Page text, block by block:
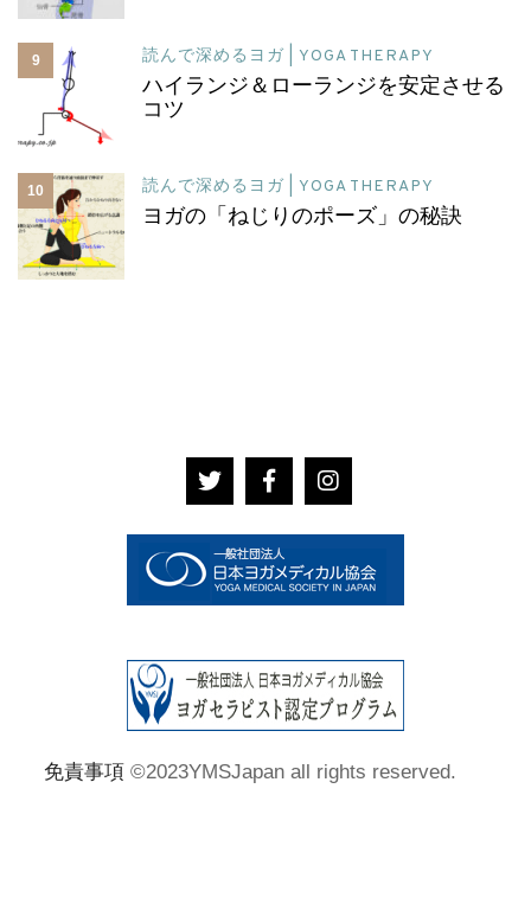
9 読んで深めるヨガ | YOGA THERAPY
ハイランジ＆ローランジを安定させる
コツ
10 読んで深めるヨガ | YOGA THERAPY
ヨガの「ねじりのポーズ」の秘訣
免責事項 ©2023YMSJapan all rights reserved.